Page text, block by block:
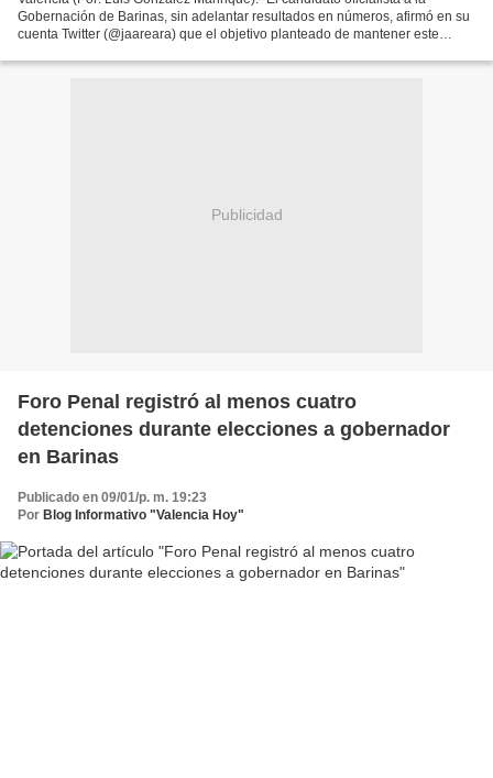
Gobernación de Barinas, sin adelantar resultados en números, afirmó en su
cuenta Twitter (@jaareara) que el objetivo planteado de mantener este
Publicidad
Foro Penal registró al menos cuatro
detenciones durante elecciones a gobernador
en Barinas
Publicado en 09/01/p. m. 19:23
Por Blog Informativo "Valencia Hoy"